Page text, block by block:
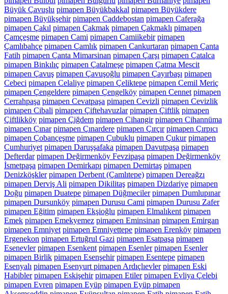
Büyük Çavuşlu pimapen Büyükbakkal pimapen Büyükdere
pimapen Büyükşehir pimapen Caddebostan pimapen Caferağa
pimapen Çakıl pimapen Çakmak pimapen Çakmaklı pimapen
Çamçeşme pimapen Cami pimapen Camiikebir pimapen
Çamlıbahçe pimapen Çamlık pimapen Cankurtaran pimapen Çanta
Fatih pimapen Çanta Mimarsinan pimapen Çarşı pimapen Çatalca
pimapen Binkılıç pimapen Çatalmeşe pimapen Çatma Mescit
pimapen Çavuş pimapen Çavuşoğlu pimapen Çayırbaşı pimapen
Cebeci pimapen Celaliye pimapen Çeliktepe pimapen Cemil Meriç
pimapen Çengeldere pimapen Çengelköy pimapen Cennet pimapen
Cerrahpaşa pimapen Cevatpaşa pimapen Cevizli pimapen Cevizlik
pimapen Cibali pimapen Çiftehavuzlar pimapen Çiftlik pimapen
Çiftlikköy pimapen Çiğdem pimapen Cihangir pimapen Cihannüma
pimapen Çınar pimapen Çınardere pimapen Çırçır pimapen Çırpıcı
pimapen Çobançeşme pimapen Çubuklu pimapen Çukur pimapen
Cumhuriyet pimapen Daruşşafaka pimapen Davutpaşa pimapen
Defterdar pimapen Değirmenköy Fevzipaşa pimapen Değirmenköy
İsmetpaşa pimapen Demirkapı pimapen Demirtaş pimapen
Denizköşkler pimapen Derbent (Çamlıtepe) pimapen Dereağzı
pimapen Derviş Ali pimapen Dikilitaş pimapen Dizdariye pimapen
Doğu pimapen Duatepe pimapen Düğmeciler pimapen Dumlupınar
pimapen Dursunköy pimapen Durusu Cami pimapen Durusu Zafer
pimapen Eğitim pimapen Ekşioğlu pimapen Elmalıkent pimapen
Emek pimapen Emekyemez pimapen Eminsinan pimapen Emirgan
pimapen Emniyet pimapen Emniyettepe pimapen Erenköy pimapen
Ergenekon pimapen Ertuğrul Gazi pimapen Esatpaşa pimapen
Esenevler pimapen Esenkent pimapen Esenler pimapen Esenler
pimapen Birlik pimapen Esenşehir pimapen Esentepe pimapen
Esenyalı pimapen Esenyurt pimapen Ardıçlıevler pimapen Eski
Habibler pimapen Eskişehir pimapen Etiler pimapen Evliya Çelebi
pimapen Evren pimapen Eyüp pimapen Eyüp pimapen